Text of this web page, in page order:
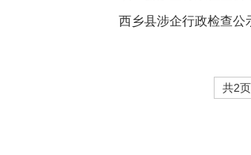
西乡县涉企行政检查公
共2页